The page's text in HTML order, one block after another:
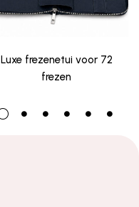
Luxe frezenetui voor 72
frezen